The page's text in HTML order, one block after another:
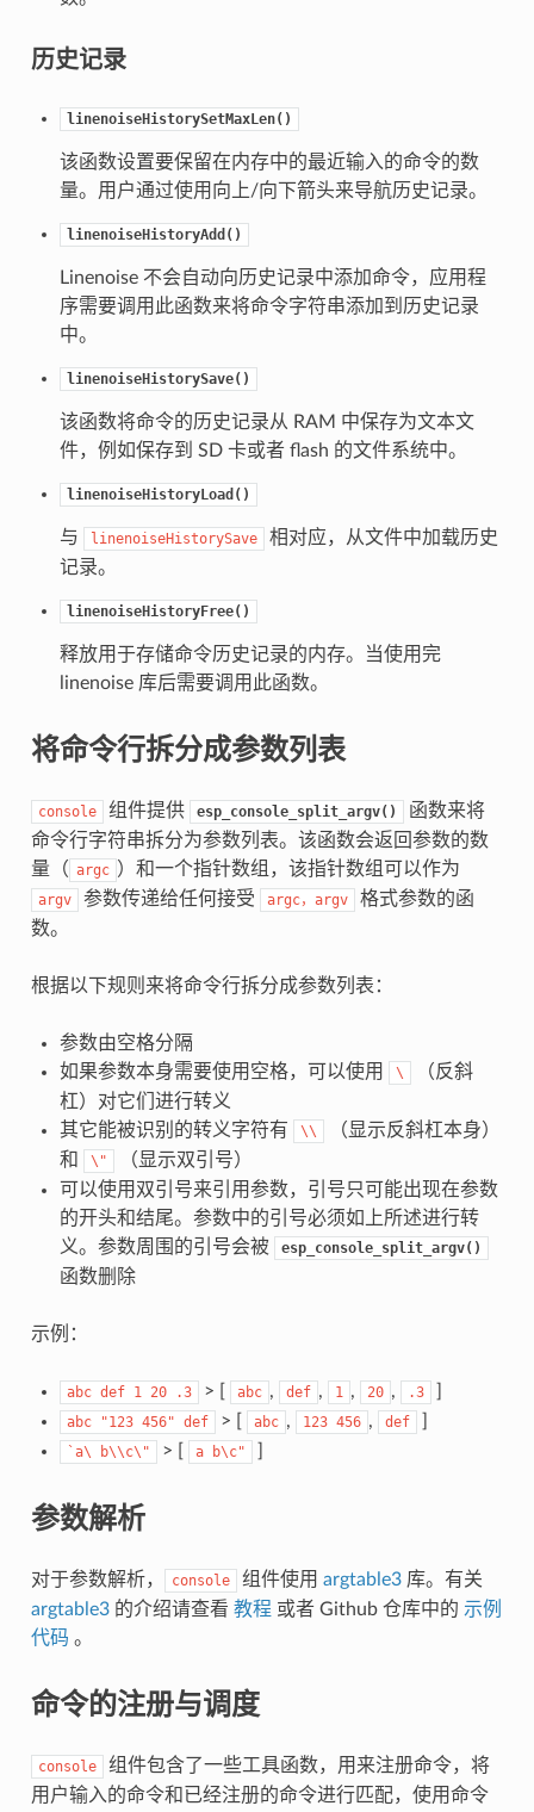
历史记录
linenoiseHistorySetMaxLen()
该函数设置要保留在内存中的最近输入的命令的数
量。用户通过使用向上/向下箭头来导航历史记录。
linenoiseHistoryAdd()
Linenoise 不会自动向历史记录中添加命令，应用程
序需要调用此函数来将命令字符串添加到历史记录
中。
linenoiseHistorySave()
该函数将命令的历史记录从 RAM 中保存为文本文
件，例如保存到 SD 卡或者 flash 的文件系统中。
linenoiseHistoryLoad()
与 linenoiseHistorySave
相对应，从文件中加载历史
记录。
linenoiseHistoryFree()
释放用于存储命令历史记录的内存。当使用完
linenoise 库后需要调用此函数。
将命令行拆分成参数列表
console 组件提供 esp_console_split_argv()
函数来将
命令行字符串拆分为参数列表。该函数会返回参数的数
量（ argc ）和一个指针数组，该指针数组可以作为
argv 参数传递给任何接受 argc，argv
格式参数的函
数。
根据以下规则来将命令行拆分成参数列表：
参数由空格分隔
如果参数本身需要使用空格，可以使用
\
（反斜
杠）对它们进行转义
其它能被识别的转义字符有
\\
（显示反斜杠本身）
和
\"
（显示双引号）
可以使用双引号来引用参数，引号只可能出现在参数
的开头和结尾。参数中的引号必须如上所述进行转
义。参数周围的引号会被
esp_console_split_argv()
函数删除
示例：
abc def 1 20 .3 > [ abc , def , 1 , 20 , .3
abc "123 456" def > [ abc , 123 456 , def
`a\ b\\c\" > [ a b\c"
参数解析
对于参数解析， console 组件使用 argtable3库。有关
argtable3的介绍请查看 教程 或者 Github 仓库中的 示例
代码 。
命令的注册与调度
console
组件包含了一些工具函数，用来注册命令，将
用户输入的命令和已经注册的命令进行匹配，使用命令